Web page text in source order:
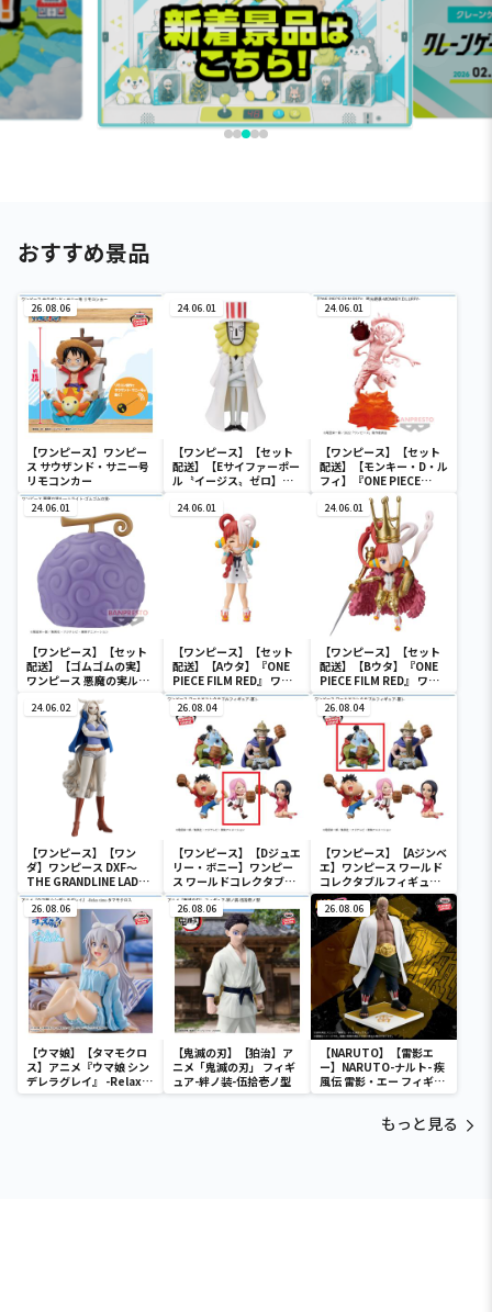
おすすめ景品
26.08.06
【ワンピース】ワンピー
ス サウザンド・サニー号
リモコンカー
24.06.01
【ワンピース】【セット
配送】【Eサイファーポー
ル〝イージス〟ゼロ】ワ
タブルフィギュア-ワノ国
鬼ヶ島編7-
24.06.01
【ワンピース】【セット
配送】【モンキー・D・ル
フィ】『ONE PIECE
FILM RED』 戦光絶景-
MONKEY.D.LUFFY-
24.06.01
【ワンピース】【セット
配送】【ゴムゴムの実】
ワンピース 悪魔の実ルー
ムライト-ゴムゴムの実-
24.06.01
【ワンピース】【セット
配送】【Aウタ】『ONE
PIECE FILM RED』 ワー
ルドコレクタブルフィギ
ュア-UTA COLLECTION-
24.06.01
【ワンピース】【セット
配送】【Bウタ】『ONE
PIECE FILM RED』 ワー
ルドコレクタブルフィギ
ュア-UTA COLLECTION-
24.06.02
【ワンピース】【ワン
ダ】ワンピース DXF～
THE GRANDLINE LADY
～ワノ国 vol.10
26.08.04
【ワンピース】【Dジュエ
リー・ボニー】ワンピー
ス ワールドコレクタブル
フィギュア-宴1-
26.08.04
【ワンピース】【Aジンベ
エ】ワンピース ワールド
コレクタブルフィギュア-
宴1-
26.08.06
【ウマ娘】【タマモクロ
ス】アニメ『ウマ娘 シン
デレラグレイ』 -Relax
time-タマモクロス
26.08.06
【鬼滅の刃】【狛治】ア
ニメ「鬼滅の刃」 フィギ
ュア-絆ノ装-伍拾壱ノ型
26.08.06
【NARUTO】【雷影エ
ー】NARUTO-ナルト- 疾
風伝 雷影・エー フィギュ
ア～五影集結…!!～
もっと見る